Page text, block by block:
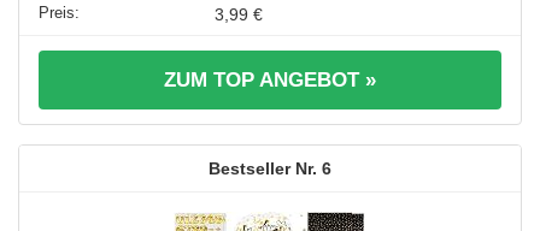
3,99 €
ZUM TOP ANGEBOT »
6